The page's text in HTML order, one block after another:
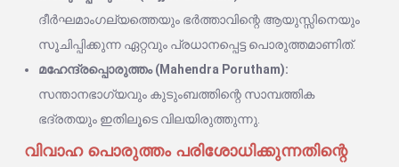
ദീർഘമാംഗല്യത്തെയും ഭർത്താവിന്റെ ആയുസ്സിനെയും
സൂചിപ്പിക്കുന്ന ഏറ്റവും പ്രധാനപ്പെട്ട പൊരുത്തമാണിത്.
മഹേന്ദ്രപ്പൊരുത്തം (Mahendra Porutham):
സന്താനഭാഗ്യവും കുടുംബത്തിന്റെ സാമ്പത്തിക
ഭദ്രതയും ഇതിലൂടെ വിലയിരുത്തുന്നു.
വിവാഹ പൊരുത്തം പരിശോധിക്കുന്നതിന്റെ